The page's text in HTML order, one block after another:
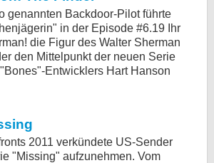
genannten Backdoor-Pilot führte
in der Episode #6.19 Ihr
die Figur des Walter Sherman
den Mittelpunkt der neuen Serie
Entwicklers Hart Hanson
2011 verkündete US-Sender
"Missing" aufzunehmen. Vom